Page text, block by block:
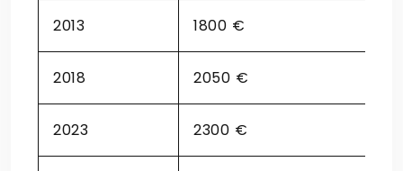
2013 1800 €
2018 2050 €
2023 2300 €